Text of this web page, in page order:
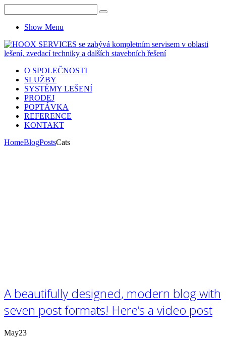
Show Menu
O SPOLEČNOSTI
SLUŽBY
SYSTÉMY LEŠENÍ
PRODEJ
POPTÁVKA
REFERENCE
KONTAKT
HomeBlogPostsCats
A beautifully designed, modern blog with
seven post formats! Here’s a video post
May23